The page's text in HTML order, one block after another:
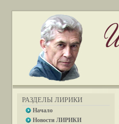
РАЗДЕЛЫ ЛИРИКИ
Начало
Новости ЛИРИКИ